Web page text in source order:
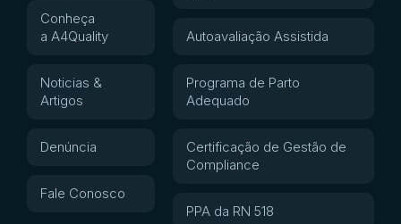
Conheça
a A4Quality
Noticias &
Artigos
Denúncia
Fale Conosco
Autoavaliação Assistida
Programa de Parto
Adequado
Certificação de Gestão de
Compliance
PPA da RN 518